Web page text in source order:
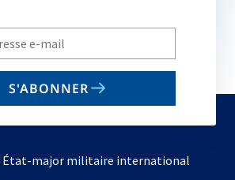
S'ABONNER
État-major militaire international